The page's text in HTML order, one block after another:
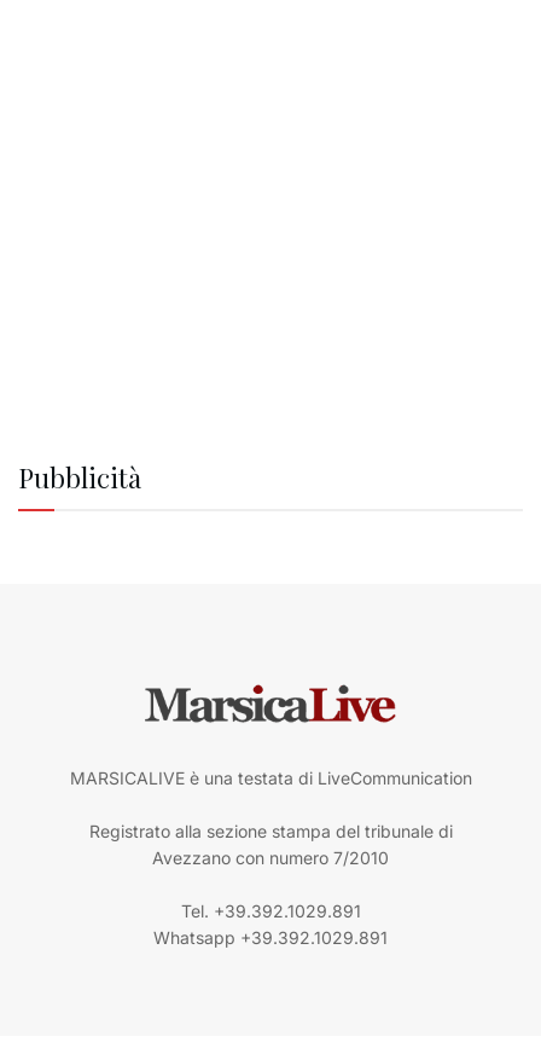
Pubblicità
MARSICALIVE è una testata di LiveCommunication
Registrato alla sezione stampa del tribunale di
Avezzano con numero 7/2010
Tel. +39.392.1029.891
Whatsapp +39.392.1029.891